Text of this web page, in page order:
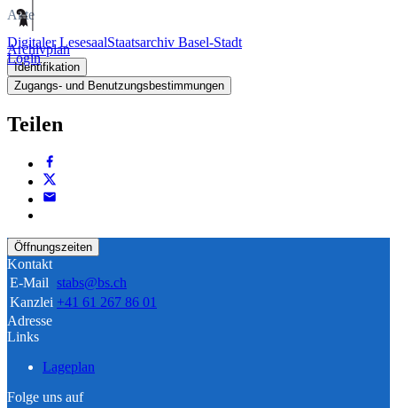
Digitaler LesesaalStaatsarchiv Basel-Stadt
Login
Akte
Archivplan
Identifikation
Zugangs- und Benutzungsbestimmungen
Teilen
Öffnungszeiten
Kontakt
E-Mail stabs@bs.ch
Kanzlei +41 61 267 86 01
Adresse
Links
Lageplan
Folge uns auf